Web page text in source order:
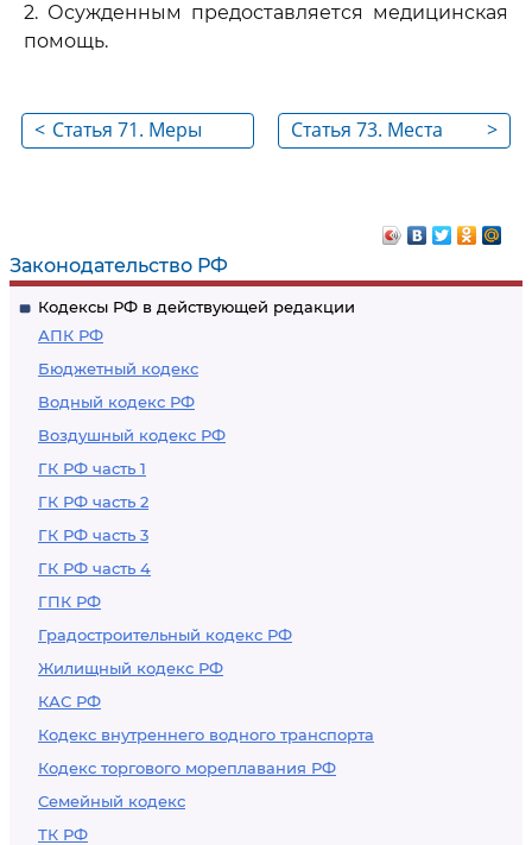
Законодательство РФ
Кодексы РФ в действующей редакции
АПК РФ
Бюджетный кодекс
Водный кодекс РФ
Воздушный кодекс РФ
ГК РФ часть 1
ГК РФ часть 2
ГК РФ часть 3
ГК РФ часть 4
ГПК РФ
Градостроительный кодекс РФ
Жилищный кодекс РФ
КАС РФ
Кодекс внутреннего водного транспорта
Кодекс торгового мореплавания РФ
Семейный кодекс
ТК РФ
2. Осужденным предоставляется медицинская
помощь.
< Статья 71. Меры
осужденным к аресту
>
Статья 73. Места